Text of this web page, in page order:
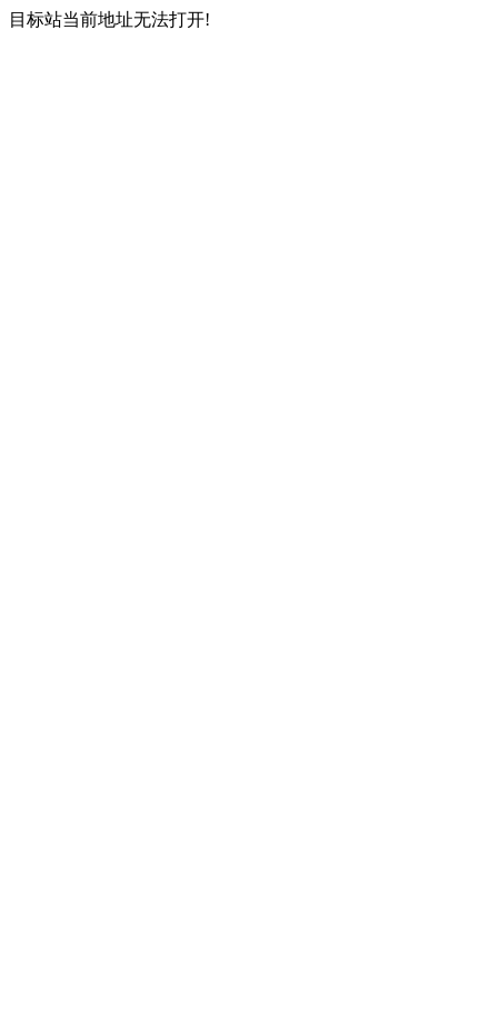
目标站当前地址无法打开!